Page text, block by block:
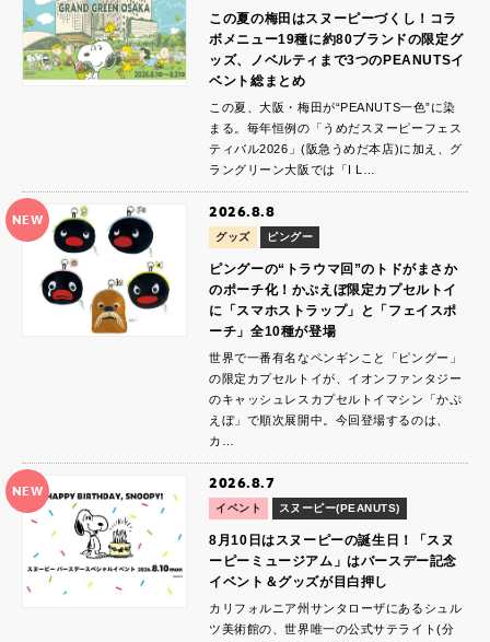
この夏の梅田はスヌーピーづくし！コラ
ボメニュー19種に約80ブランドの限定グ
ッズ、ノベルティまで3つのPEANUTSイ
ベント総まとめ
この夏、大阪・梅田が“PEANUTS一色”に染
まる。毎年恒例の「うめだスヌーピーフェス
ティバル2026」(阪急うめだ本店)に加え、グ
ラングリーン大阪では「I L…
NEW 2026.8.8
グッズ ピングー
ピングーの“トラウマ回”のトドがまさか
のポーチ化！かぷえぼ限定カプセルトイ
に「スマホストラップ」と「フェイスポ
ーチ」全10種が登場
世界で一番有名なペンギンこと「ピングー」
の限定カプセルトイが、イオンファンタジー
のキャッシュレスカプセルトイマシン「かぷ
えぼ」で順次展開中。今回登場するのは、
カ…
NEW 2026.8.7
イベント スヌーピー(PEANUTS)
8月10日はスヌーピーの誕生日！「スヌ
ーピーミュージアム」はバースデー記念
イベント＆グッズが目白押し
カリフォルニア州サンタローザにあるシュル
ツ美術館の、世界唯一の公式サテライト(分